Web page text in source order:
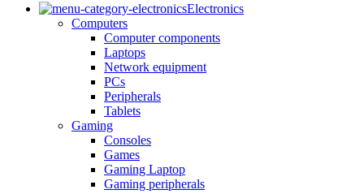
Electronics
Computers
Computer components
Laptops
Network equipment
PCs
Peripherals
Tablets
Gaming
Consoles
Games
Gaming Laptop
Gaming peripherals